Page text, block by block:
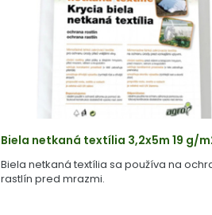
Biela netkaná textília 3,2x5m 19 g/
Biela netkaná textília sa používa na
rastlín pred mrazmi.